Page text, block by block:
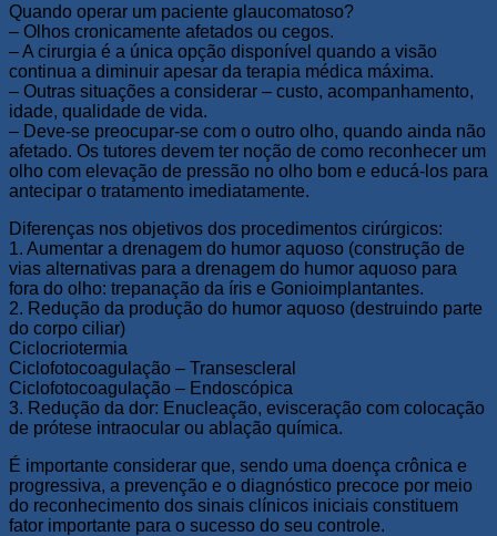
Quando operar um paciente glaucomatoso?
– Olhos cronicamente afetados ou cegos.
– A cirurgia é a única opção disponível quando a visão
continua a diminuir apesar da terapia médica máxima.
– Outras situações a considerar – custo, acompanhamento,
idade, qualidade de vida.
– Deve-se preocupar-se com o outro olho, quando ainda não
afetado. Os tutores devem ter noção de como reconhecer um
olho com elevação de pressão no olho bom e educá-los para
antecipar o tratamento imediatamente.
Diferenças nos objetivos dos procedimentos cirúrgicos:
1. Aumentar a drenagem do humor aquoso (construção de
vias alternativas para a drenagem do humor aquoso para
fora do olho: trepanação da íris e Gonioimplantantes.
2. Redução da produção do humor aquoso (destruindo parte
do corpo ciliar)
Ciclocriotermia
Ciclofotocoagulação – Transescleral
Ciclofotocoagulação – Endoscópica
3. Redução da dor: Enucleação, evisceração com colocação
de prótese intraocular ou ablação química.
É importante considerar que, sendo uma doença crônica e
progressiva, a prevenção e o diagnóstico precoce por meio
do reconhecimento dos sinais clínicos iniciais constituem
fator importante para o sucesso do seu controle.